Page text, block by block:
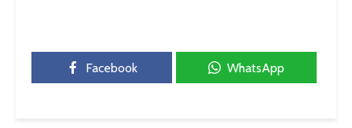
Facebook WhatsApp